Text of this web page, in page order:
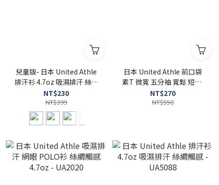
兒童版- 日本 United Athle
排汗衫 4.7oz 吸濕排汗 絲綢
觸感 - UA5088-02
NT$230
NT$399
日本 United Athle 前口袋
素T 微寬 五分袖 寬鬆 短T -
UA5008
NT$270
NT$550